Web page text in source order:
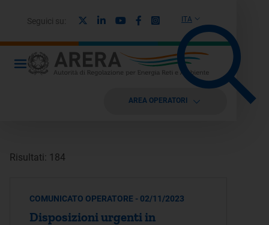
ITA
Seguici su: LinkedinYoutubeFacebook
Instagram
AREA OPERATORI
Risultati: 184
COMUNICATO OPERATORE - 02/11/2023
Disposizioni urgenti in